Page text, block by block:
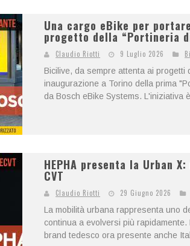
Una cargo eBike per
progetto della “Portineria
Claudio Riotti 9 Luglio 2026
Bicilive, da sempre attenta ai progetti
inaugurazione a Torino della prima
da Bosch eBike Systems. L'iniziativa
HEPHA presenta la Urban
CVT
Claudio Riotti 29 Giugno 2026
La mobilità urbana rappresenta uno
continua a evolversi più
brand tedesco ora presente anche